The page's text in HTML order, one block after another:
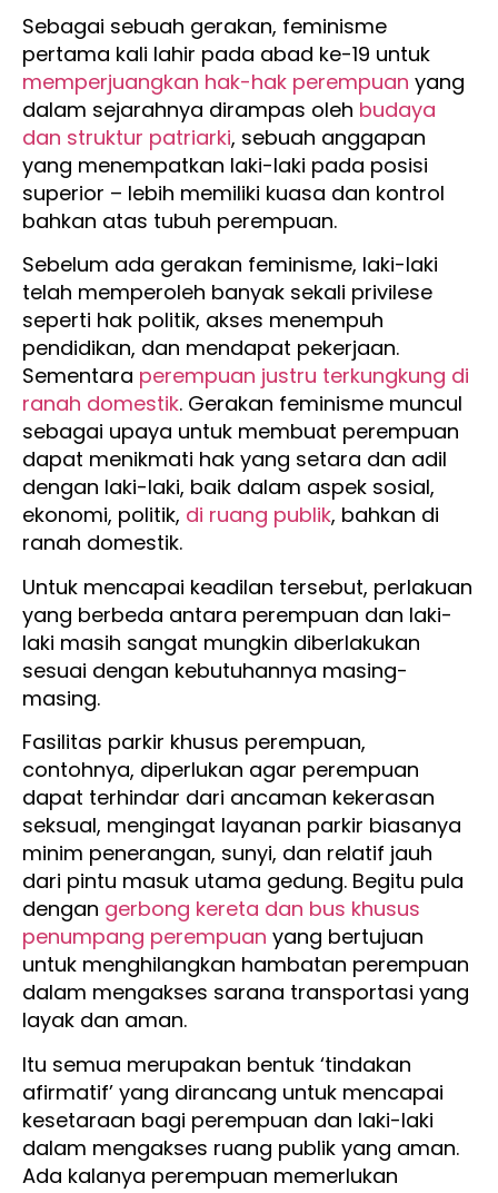
Sebagai sebuah gerakan, feminisme
pertama kali lahir pada abad ke-19 untuk
memperjuangkan hak-hak perempuan yang
dalam sejarahnya dirampas oleh budaya
dan struktur patriarki, sebuah anggapan
yang menempatkan laki-laki pada posisi
superior – lebih memiliki kuasa dan kontrol
bahkan atas tubuh perempuan.
Sebelum ada gerakan feminisme, laki-laki
telah memperoleh banyak sekali privilese
seperti hak politik, akses menempuh
pendidikan, dan mendapat pekerjaan.
Sementara perempuan justru terkungkung di
ranah domestik. Gerakan feminisme muncul
sebagai upaya untuk membuat perempuan
dapat menikmati hak yang setara dan adil
dengan laki-laki, baik dalam aspek sosial,
ekonomi, politik, di ruang publik, bahkan di
ranah domestik.
Untuk mencapai keadilan tersebut, perlakuan
yang berbeda antara perempuan dan laki-
laki masih sangat mungkin diberlakukan
sesuai dengan kebutuhannya masing-
masing.
Fasilitas parkir khusus perempuan,
contohnya, diperlukan agar perempuan
dapat terhindar dari ancaman kekerasan
seksual, mengingat layanan parkir biasanya
minim penerangan, sunyi, dan relatif jauh
dari pintu masuk utama gedung. Begitu pula
dengan gerbong kereta dan bus khusus
penumpang perempuan yang bertujuan
untuk menghilangkan hambatan perempuan
dalam mengakses sarana transportasi yang
layak dan aman.
Itu semua merupakan bentuk ‘tindakan
afirmatif’ yang dirancang untuk mencapai
kesetaraan bagi perempuan dan laki-laki
dalam mengakses ruang publik yang aman.
Ada kalanya perempuan memerlukan